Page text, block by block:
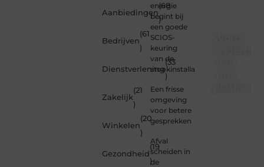
Aanbiedingen
(68
)
Bedrijven
(61
)
Dienstverlening
(33
)
Zakelijk
(21
)
Winkelen
(20
)
Gezondheid
(19
)
energie
begint bij
een goede
SCIOS-
keuring
van de
stookinstallatie
Een frisse
omgeving
voor betere
gesprekken
Afval
scheiden in
de